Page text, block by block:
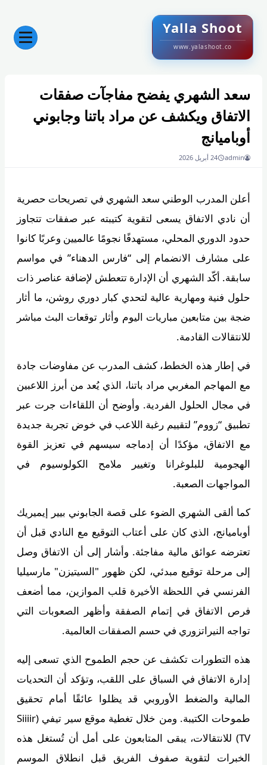
Yalla Shoot
www.yalashoot.co
سعد الشهري يفضح مفاجآت صفقات
الاتفاق ويكشف عن مراد باتنا وجابوني
أوباميانج
admin 24 أبريل 2026
أعلن المدرب الوطني سعد الشهري في تصريحات حصرية
أن نادي الاتفاق يسعى لتقوية كتيبته عبر صفقات تتجاوز
حدود الدوري المحلي، مستهدفًا نجومًا عالميين وعربًا كانوا
على مشارف الانضمام إلى “فارس الدهناء” في مواسم
سابقة. أكّد الشهري أن الإدارة تتعطش لإضافة عناصر ذات
حلول فنية ومهارية عالية لتحدي كبار دوري روشن، ما أثار
ضجة بين متابعين مباريات اليوم وأثار توقعات البث مباشر
للانتقالات القادمة.
في إطار هذه الخطط، كشف المدرب عن مفاوضات جادة
مع المهاجم المغربي مراد باتنا، الذي يُعد من أبرز اللاعبين
في مجال الحلول الفردية. وأوضح أن اللقاءات جرت عبر
تطبيق “زووم” لتقييم رغبة اللاعب في خوض تجربة جديدة
مع الاتفاق، مؤكدًا أن إدماجه سيسهم في تعزيز القوة
الهجومية للبلوغرانا وتغيير ملامح الكولوسيوم في
المواجهات الصعبة.
كما ألقى الشهري الضوء على قصة الجابوني بيير إيميريك
أوباميانج، الذي كان على أعتاب التوقيع مع النادي قبل أن
تعترضه عوائق مالية مفاجئة. وأشار إلى أن الاتفاق وصل
إلى مرحلة توقيع مبدئي، لكن ظهور "السيتيزن" مارسيليا
الفرنسي في اللحظة الأخيرة قلب الموازين، مما أضعف
فرص الاتفاق في إتمام الصفقة وأظهر الصعوبات التي
تواجه النيراتزوري في حسم الصفقات العالمية.
هذه التطورات تكشف عن حجم الطموح الذي تسعى إليه
إدارة الاتفاق في السباق على اللقب، وتؤكد أن التحديات
المالية والضغط الأوروبي قد يظلوا عائقًا أمام تحقيق
طموحات الكتيبة. ومن خلال تغطية موقع سير تيفي (Siiiir
TV) للانتقالات، يبقى المتابعون على أمل أن تُستغل هذه
الخبرات لتقوية صفوف الفريق قبل انطلاق الموسم